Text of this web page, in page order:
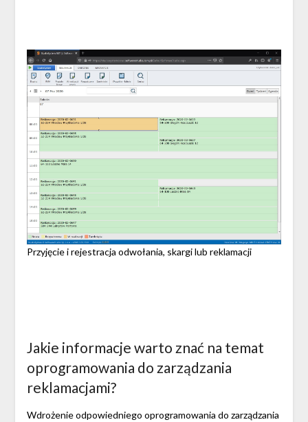
Przyjęcie i rejestracja odwołania, skargi lub reklamacji
Jakie informacje warto znać na temat
oprogramowania do zarządzania
reklamacjami?
Wdrożenie odpowiedniego oprogramowania do zarządzania